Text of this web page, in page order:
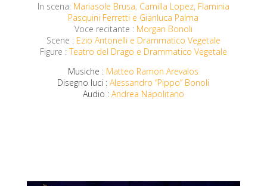
In scena: Mariasole Brusa, Camilla Lopez, Flaminia
Pasquini Ferretti e Gianluca Palma
Voce recitante : Morgan Bonoli
Scene : Ezio Antonelli e Drammatico Vegetale
Figure :Teatro del Drago e Drammatico Vegetale
Musiche : Matteo Ramon Arevalos
Disegno luci : Alessandro “Pippo” Bonoli
Audio :Andrea Napolitano